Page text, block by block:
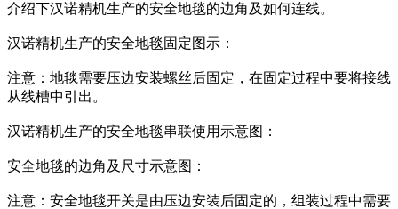
介绍下汉诺精机生产的安全地毯的边角及如何连线。
汉诺精机生产的安全地毯固定图示：
注意：地毯需要压边安装螺丝后固定，在固定过程中要将接线
从线槽中引出。
汉诺精机生产的安全地毯串联使用示意图：
安全地毯的边角及尺寸示意图：
注意：安全地毯开关是由压边安装后固定的，组装过程中需要